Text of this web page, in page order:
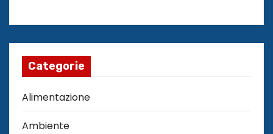
Categorie
Alimentazione
Ambiente